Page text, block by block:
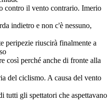
contro il vento contrario. Imerio
indietro e non c'è nessuno,
peripezie riuscirà finalmente a
così perché anche di fronte alla
del ciclismo. A causa del vento
tutti gli spettatori che aspettavano